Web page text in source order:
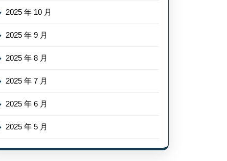
2025 年 10 月
2025 年 9 月
2025 年 8 月
2025 年 7 月
2025 年 6 月
2025 年 5 月